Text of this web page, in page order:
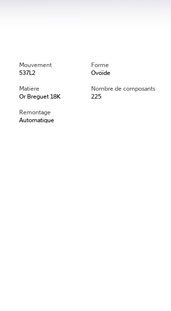
Mouvement
537L2
Forme
Ovoïde
Matière
Or Breguet 18K
Nombre de composants
225
Remontage
Automatique